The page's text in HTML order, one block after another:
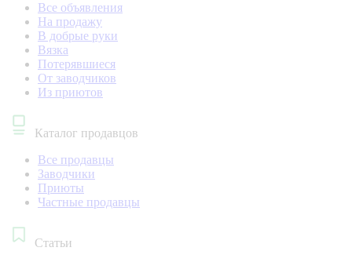
Все объявления
На продажу
В добрые руки
Вязка
Потерявшиеся
От заводчиков
Из приютов
Каталог продавцов
Все продавцы
Заводчики
Приюты
Частные продавцы
Статьи